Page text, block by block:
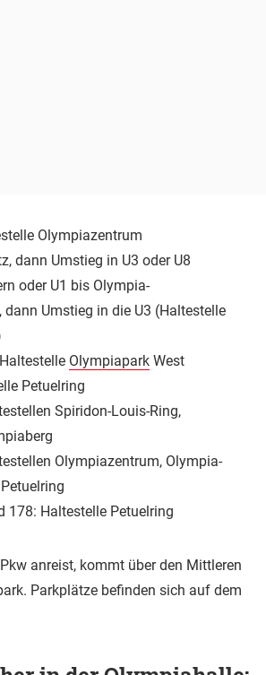
Olympiazentrum
dann Umstieg in U3 oder U8
oder U1 bis Olympia-
Umstieg in die U3 (Haltestelle
Olympiapark West
Petuelring
Spiridon-Louis-Ring,
Olympiazentrum, Olympia-
178: Haltestelle Petuelring
anreist, kommt über den Mittleren
Parkplätze befinden sich auf dem